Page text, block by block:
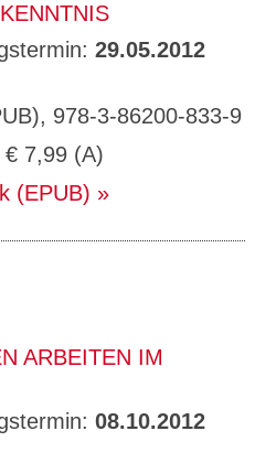
29.05.2012
978-3-86200-833-9
| € 7,99 (A)
(EPUB)
ARBEITEN IM
08.10.2012